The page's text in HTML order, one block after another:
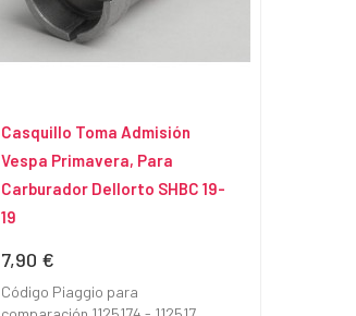
Casquillo Toma Admisión
Vespa Primavera, Para
Carburador Dellorto SHBC 19-
19
Precio
7,90 €
Código Piaggio para